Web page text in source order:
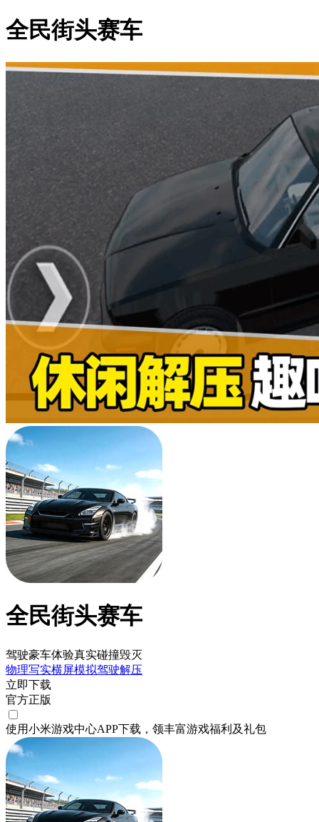
全民街头赛车
全民街头赛车
驾驶豪车体验真实碰撞毁灭
物理写实横屏模拟驾驶解压
立即下载
官方正版
使用小米游戏中心APP下载 ，领丰富游戏福利 及礼包